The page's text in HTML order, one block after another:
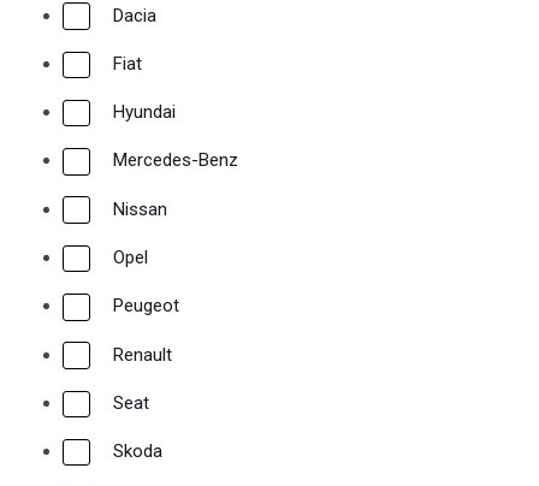
Dacia
Fiat
Hyundai
Mercedes-Benz
Nissan
Opel
Peugeot
Renault
Seat
Skoda